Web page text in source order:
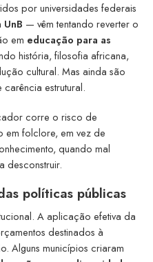
por universidades federais
UnB — vêm tentando reverter o
em educação para as
história, filosofia africana,
cultural. Mas ainda são
estrutural.
corre o risco de
em folclore, em vez de
quando mal
desconstruir.
políticas públicas
A aplicação efetiva da
destinados à
Alguns municípios criaram